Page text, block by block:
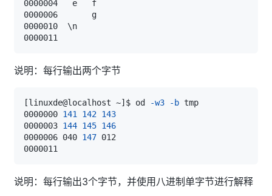
0000010 \
说明：每行输出两个字节
[linuxde@localhost ~] $ od -w3 -b
0000000 141 142 143
0000003 144 145 146
0000006 040 147
说明：每行输出3个字节，并使用八进制单字节进行解释